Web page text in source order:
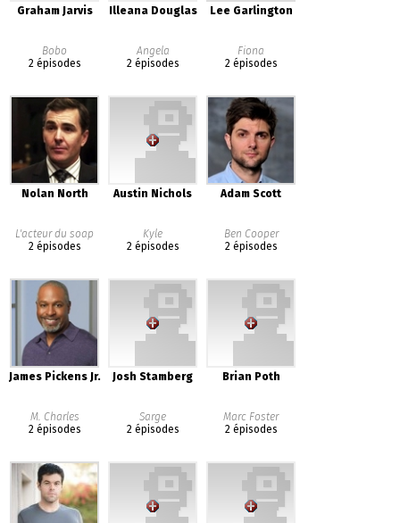
Graham Jarvis
Bobo
2 épisodes
Illeana Douglas
Angela
2 épisodes
Lee Garlington
Fiona
2 épisodes
Nolan North
L'acteur du soap
2 épisodes
Austin Nichols
Kyle
2 épisodes
Adam Scott
Ben Cooper
2 épisodes
James Pickens Jr.
M. Charles
2 épisodes
Josh Stamberg
Sarge
2 épisodes
Brian Poth
Marc Foster
2 épisodes